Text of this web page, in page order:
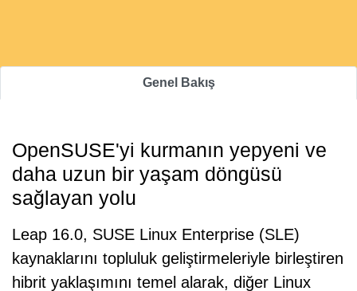
Genel Bakış
OpenSUSE'yi kurmanın yepyeni ve
daha uzun bir yaşam döngüsü
sağlayan yolu
Leap 16.0, SUSE Linux Enterprise (SLE)
kaynaklarını topluluk geliştirmeleriyle birleştiren
hibrit yaklaşımını temel alarak, diğer Linux